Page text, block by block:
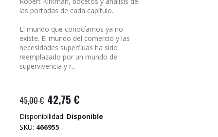
las portadas de cada capítulo.
El mundo que conocíamos ya no
existe. El mundo del comercio y las
necesidades superfluas ha sido
reemplazado por un mundo de
supervivencia y r...
45,00 € 42,75 €
Disponibilidad: Disponible
SKU 466955